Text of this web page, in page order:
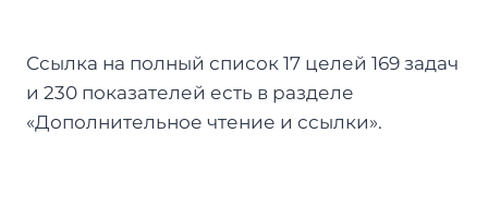
Ссылка на полный список 17 целей 169 задач
и 230 показателей есть в разделе
«Дополнительное чтение и ссылки».